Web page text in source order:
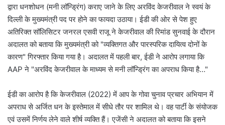
द्वारा धनशोधन (मनी लॉन्ड्रिंग) कराए जाने के लिए अरविंद केजरीवाल ने स्वयं के
दिल्ली के मुख्यमंत्री पद पर होने का फायदा उठाया। ईडी की ओर से पेश हुए
अतिरिक्त सॉलिसिटर जनरल एसवी राजू ने केजरीवाल की रिमांड सुनवाई के दौरान
अदालत को बताया कि मुख्यमंत्री को "व्यक्तिगत और पारस्परिक दायित्व दोनों के
कारण" गिरफ्तार किया गया है। अदालत में पहली बार, ईडी ने आरोप लगाया कि
AAP ने "अरविंद केजरीवाल के माध्यम से मनी लॉन्ड्रिंग का अपराध किया है…"
ईडी का आरोप है कि केजरीवाल (2022) में आप के गोवा चुनाव प्रचार अभियान में
अपराध से अर्जित धन के इस्तेमाल में सीधे तौर पर शामिल थे। वह पार्टी के संयोजक
एवं उसमें निर्णय लेने वाले शीर्ष व्यक्ति हैं। एजेंसी ने अदालत को बताया कि इसने